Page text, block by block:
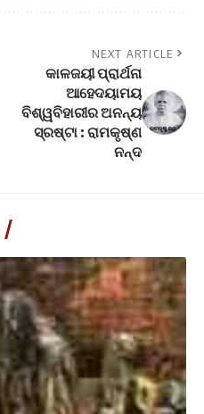
NEXT ARTICLE
କାଳଜୟୀ ପ୍ରାର୍ଥନା
ଆହେଦୟାମୟ
ବିଶ୍ୱବିହାରୀର ଅନନ୍ୟ
ସ୍ରଷ୍ଟା : ରାମକୃଷ୍ଣ
ନନ୍ଦ